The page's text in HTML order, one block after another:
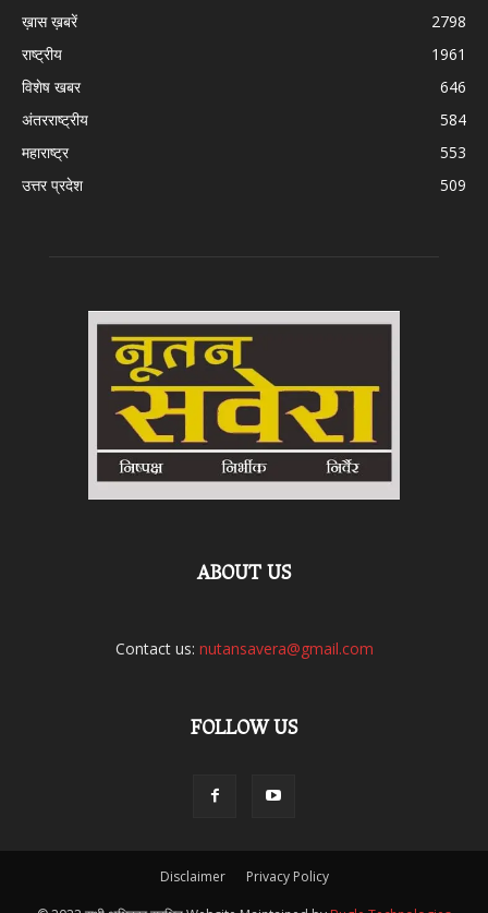
ख़ास ख़बरें
2798
राष्ट्रीय
1961
विशेष खबर
646
अंतरराष्ट्रीय
584
महाराष्ट्र
553
उत्तर प्रदेश
509
ABOUT US
Contact us: nutansavera@gmail.com
FOLLOW US
Disclaimer Privacy Policy